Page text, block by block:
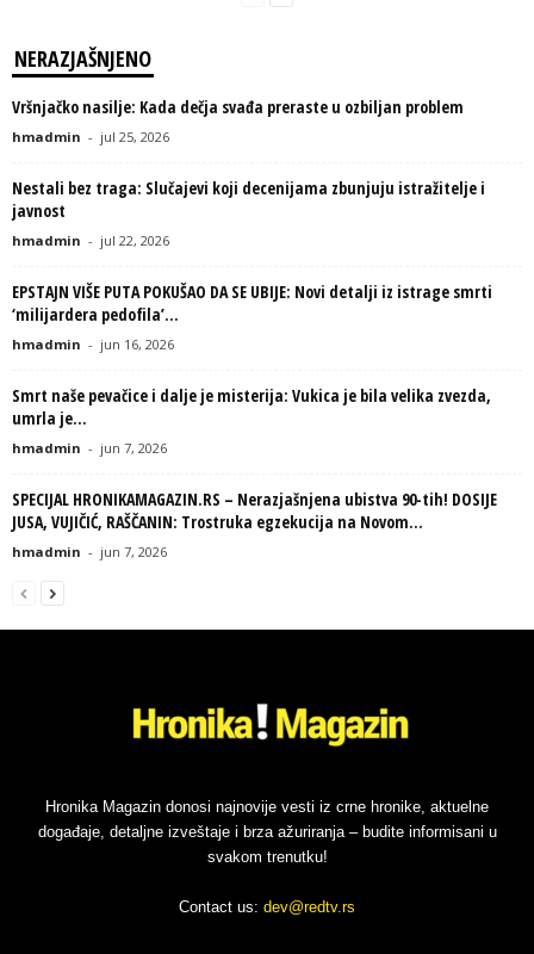
NERAZJAŠNJENO
Vršnjačko nasilje: Kada dečja svađa preraste u ozbiljan problem
hmadmin - jul 25, 2026
Nestali bez traga: Slučajevi koji decenijama zbunjuju istražitelje i
javnost
hmadmin - jul 22, 2026
EPSTAJN VIŠE PUTA POKUŠAO DA SE UBIJE: Novi detalji iz istrage smrti
‘milijardera pedofila’...
hmadmin - jun 16, 2026
Smrt naše pevačice i dalje je misterija: Vukica je bila velika zvezda,
umrla je...
hmadmin - jun 7, 2026
SPECIJAL HRONIKAMAGAZIN.RS – Nerazjašnjena ubistva 90-tih! DOSIJE
JUSA, VUJIČIĆ, RAŠČANIN: Trostruka egzekucija na Novom...
hmadmin - jun 7, 2026
Hronika Magazin donosi najnovije vesti iz crne hronike, aktuelne
događaje, detaljne izveštaje i brza ažuriranja – budite informisani u
svakom trenutku!
Contact us: dev@redtv.rs